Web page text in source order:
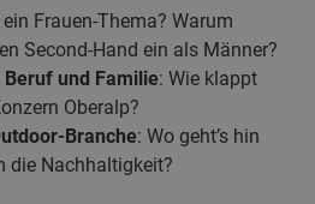
ein Frauen-Thema? Warum
Second-Hand ein als Männer?
und Familie: Wie klappt
Oberalp?
Branche: Wo geht’s hin
die Nachhaltigkeit?